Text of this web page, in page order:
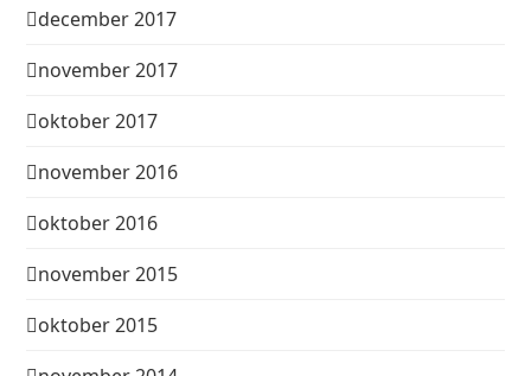
december 2017
november 2017
oktober 2017
november 2016
oktober 2016
november 2015
oktober 2015